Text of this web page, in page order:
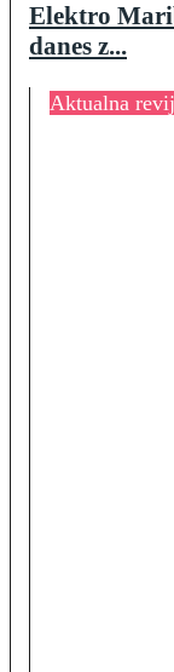
Elektro
danes z...
Aktualna